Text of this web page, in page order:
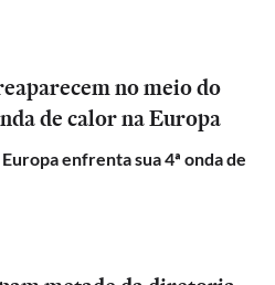
no meio do
de calor na Europa
enfrenta sua 4ª onda de